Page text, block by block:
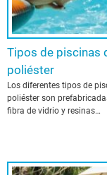
Tipos de piscinas
poliéster
Los diferentes tipos de
poliéster son
fibra de vidrio y resinas…